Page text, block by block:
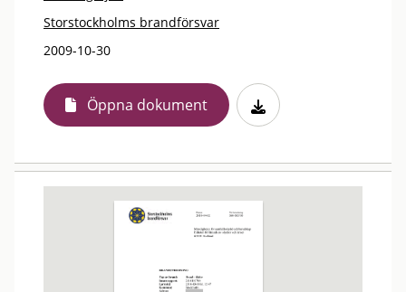
Storstockholms brandförsvar
2009-10-30
Öppna dokument